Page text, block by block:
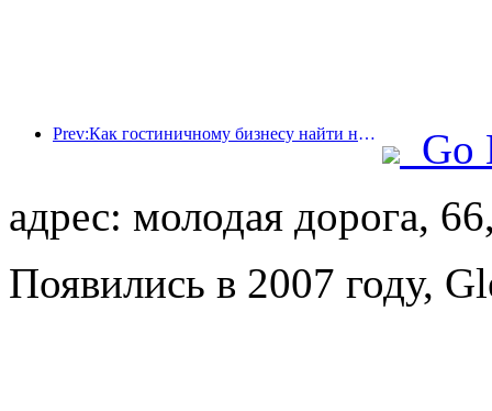
Prev:Как гостиничному бизнесу найти новые точки роста в условиях глобализации?
Go
адрес: молодая дорога,
Появились в 2007 году,